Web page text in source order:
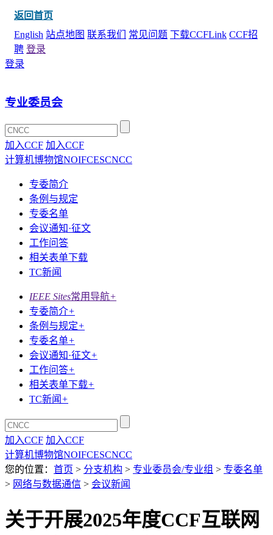
返回首页
English 站点地图 联系我们 常见问题 下载CCFLink CCF招
聘 登录
登录
专业委员会
加入CCF 加入CCF
计算机博物馆NOIFCESCNCC
专委简介
条例与规定
专委名单
会议通知·征文
工作问答
相关表单下载
TC新闻
IEEE Sites常用导航+
专委简介+
条例与规定+
专委名单+
会议通知·征文+
工作问答+
相关表单下载+
TC新闻 +
加入CCF 加入CCF
计算机博物馆NOIFCESCNCC
您的位置： 首页 > 分支机构 > 专业委员会/专业组 > 专委名单
> 网络与数据通信 > 会议新闻
关于开展2025年度CCF互联网